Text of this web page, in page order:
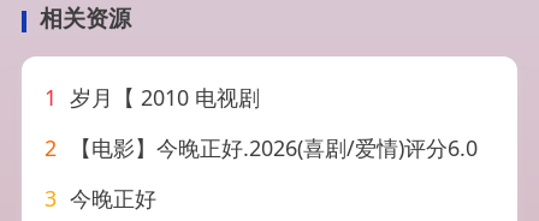
相关资源
1 岁月【 2010 电视剧
2
【电影】今晚正好.2026(喜剧/爱情)评分6.0
3 今晚正好